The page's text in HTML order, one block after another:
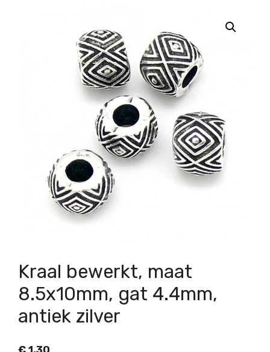
Kraal bewerkt, maat
8.5x10mm, gat 4.4mm,
antiek zilver
€ 1,30